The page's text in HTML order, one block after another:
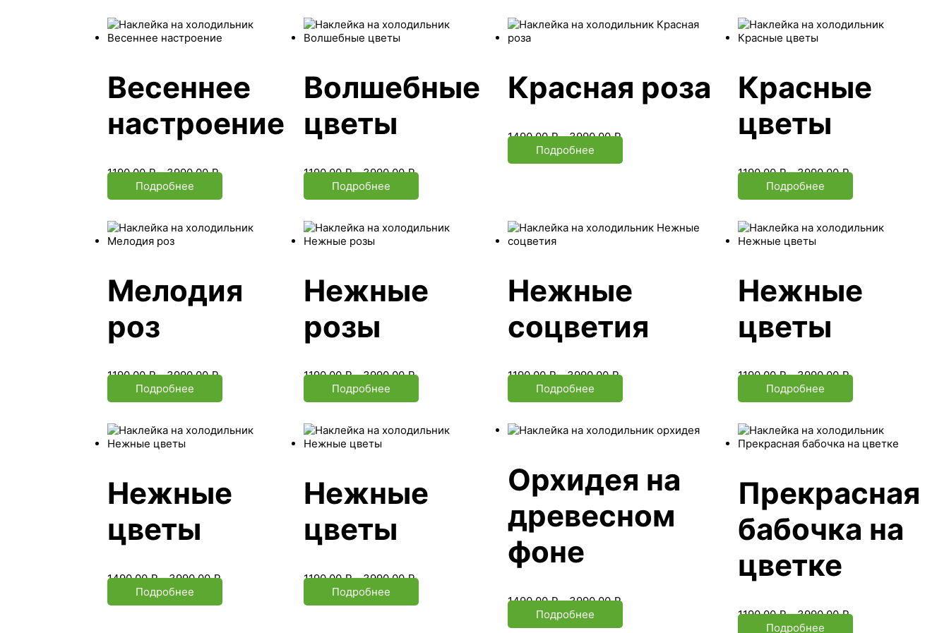
Весеннее
настроение
1190.00₽–3990.00₽
Подробнее
Волшебные
цветы
1190.00₽–3990.00₽
Подробнее
Красная роза
1490.00₽–3990.00₽
Подробнее
Красные
цветы
1190.00₽–3990.00₽
Подробнее
Мелодия
роз
1190.00₽–3990.00₽
Подробнее
Нежные
розы
1190.00₽–3990.00₽
Подробнее
Нежные
соцветия
1190.00₽–3990.00₽
Подробнее
Нежные
цветы
1190.00₽–3990.00₽
Подробнее
Нежные
цветы
1490.00₽–3990.00₽
Подробнее
Нежные
цветы
1190.00₽–3990.00₽
Подробнее
Орхидея на
древесном
фоне
1490.00₽–3990.00₽
Подробнее
Прекрасная
бабочка на
цветке
1190.00₽–3990.00₽
Подробнее